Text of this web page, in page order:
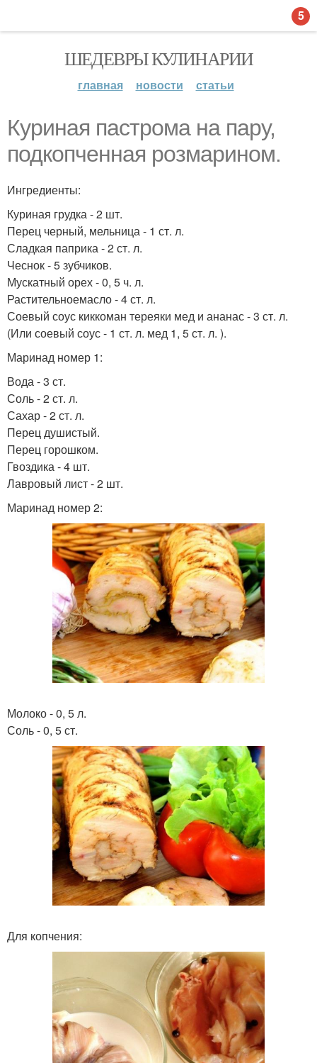
ШЕДЕВРЫ КУЛИНАРИИ
главная новости статьи
Куриная пастрома на пару,
подкопченная розмарином.
Ингредиенты:
Куриная грудка - 2 шт.
Перец черный, мельница - 1 ст. л.
Сладкая паприка - 2 ст. л.
Чеснок - 5 зубчиков.
Мускатный орех - 0, 5 ч. л.
Растительноемасло - 4 ст. л.
Соевый соус киккоман тереяки мед и ананас - 3 ст. л.
(Или соевый соус - 1 ст. л. мед 1, 5 ст. л. ).
Маринад номер 1:
Вода - 3 ст.
Соль - 2 ст. л.
Сахар - 2 ст. л.
Перец душистый.
Перец горошком.
Гвоздика - 4 шт.
Лавровый лист - 2 шт.
Маринад номер 2:
Молоко - 0, 5 л.
Соль - 0, 5 ст.
Для копчения:
5